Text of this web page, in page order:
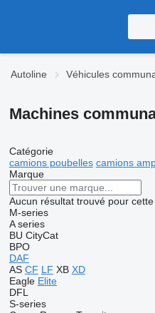
Autoline Véhicules
Machines
Catégorie
camions poubelles camions
Marque
Aucun résultat trouvé pour
M-series
A series
BU CityCat
BPO
DAF
AS CF LF XB XD
Eagle Elite
DFL
S-series